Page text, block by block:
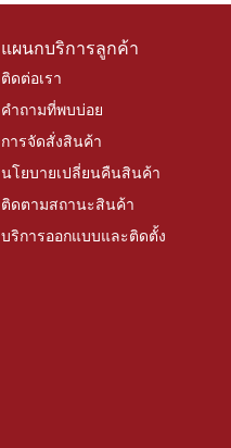
แผนกบริการลูกค้า
ติดต่อเรา
คำถามที่พบบ่อย
การจัดสั่งสินค้า
นโยบายเปลี่ยนคืนสินค้า
ติดตามสถานะสินค้า
บริการออกแบบและติดตั้ง